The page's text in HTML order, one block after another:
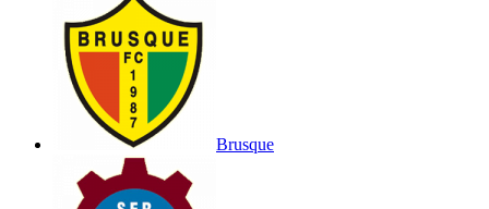
Brusque